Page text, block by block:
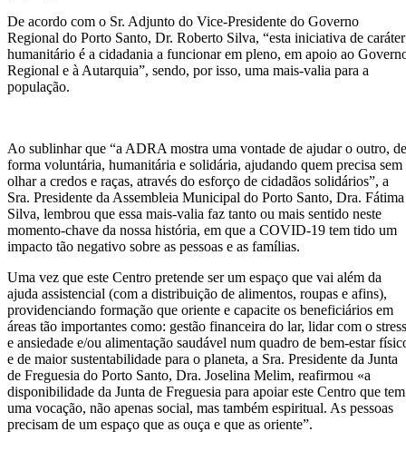
De acordo com o Sr. Adjunto do Vice-Presidente do Governo
Regional do Porto Santo, Dr. Roberto Silva, “esta iniciativa de caráter
humanitário é a cidadania a funcionar em pleno, em apoio ao
Regional e à Autarquia”, sendo, por isso, uma mais-valia para a
população.
Ao sublinhar que “a ADRA mostra uma vontade de ajudar o outro, de
forma voluntária, humanitária e solidária, ajudando quem precisa sem
olhar a credos e raças, através do esforço de cidadãos solidários”, a
Sra. Presidente da Assembleia Municipal do Porto Santo, Dra. Fátima
Silva, lembrou que essa mais-valia faz tanto ou mais sentido neste
momento-chave da nossa história, em que a COVID-19 tem tido um
impacto tão negativo sobre as pessoas e as famílias.
Uma vez que este Centro pretende ser um espaço que vai além da
ajuda assistencial (com a distribuição de alimentos, roupas e afins),
providenciando formação que oriente e capacite os beneficiários em
áreas tão importantes como: gestão financeira do lar, lidar com o stress
e ansiedade e/ou alimentação saudável num quadro de bem-estar
e de maior sustentabilidade para o planeta, a Sra. Presidente da Junta
de Freguesia do Porto Santo, Dra. Joselina Melim, reafirmou «a
disponibilidade da Junta de Freguesia para apoiar este Centro que tem
uma vocação, não apenas social, mas também espiritual. As pessoas
precisam de um espaço que as ouça e que as oriente”.